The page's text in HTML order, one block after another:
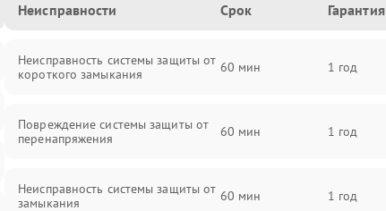
Неисправности Срок Гарантия
Неисправность системы защиты от
короткого замыкания
60 мин 1 год
Повреждение системы защиты от
перенапряжения
60 мин 1 год
Неисправность системы защиты от
замыкания
60 мин 1 год